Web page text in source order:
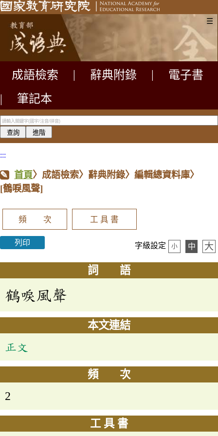
☰
成語檢索 辭典附錄
電子書
|
筆記本
:::
首頁〉成語檢索〉辭典附錄〉編輯總資料庫〉
[鶴唳風聲]
頻 次 工 具 書
列印 字級設定 小 中 大
詞 語
鶴唳風聲
本文連結
正文
頻 次
2
工 具 書